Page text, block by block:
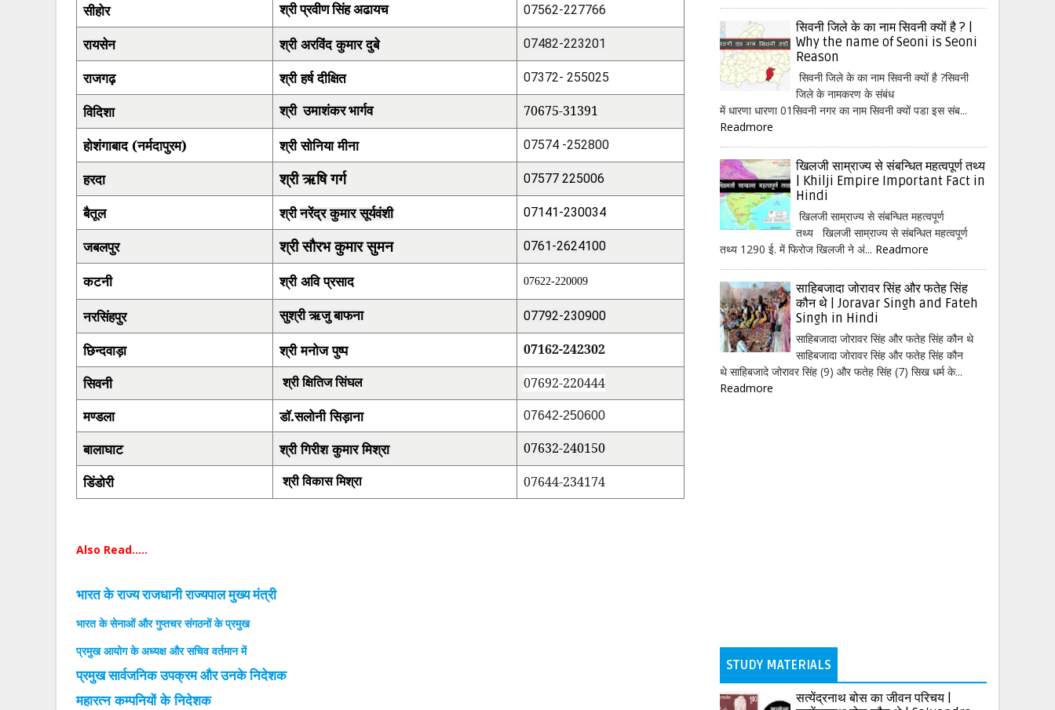
सीहोर श्री प्रवीण सिंह अढायच 07562-227766
रायसेन श्री अरविंद कुमार दुबे 07482-223201
राजगढ़ श्री हर्ष दीक्षित 07372- 255025
विदिशा श्री उमाशंकर भार्गव 70675-31391
होशंगाबाद (नर्मदापुरम) श्री सोनिया मीना 07574 -252800
हरदा श्री ऋषि गर्ग 07577 225006
बैतूल श्रीनरेंद्र कुमार सूर्यवंशी 07141-230034
जबलपुर श्री सौरभ कुमार सुमन 0761-2624100
कटनी श्री अवि प्रसाद 07622-220009
नरसिंहपुर सुश्री ऋजु बाफना 07792-230900
छिन्दवाड़ा श्री मनोज पुष्प 07162-242302
सिवनी श्री क्षितिज सिंघल 07692-220444
मण्डला डॉ.सलोनी सिड़ाना 07642-250600
बालाघाट श्री गिरीश कुमार मिश्रा 07632-240150
डिंडोरी श्री विकास मिश्रा 07644-234174
Also Read.....
भारत के राज्य राजधानी राज्यपाल मुख्य मंत्री
भारत के सेनाओं और गुप्तचर संगठनों के प्रमुख
प्रमुख आयोग के अध्यक्ष और सचिव वर्तमान में
प्रमुख सार्वजनिक उपक्रम और उनके निदेशक
महारत्न कम्पनियों के निदेशक
सिवनी जिले के का नाम सिवनी क्यों है ? |
Why the name of Seoni is Seoni
Reason
सिवनी जिले के का नाम सिवनी क्यों है ?सिवनी
जिले के नामकरण के संबंध
में धारणा धारणा 01सिवनी नगर का नाम सिवनी क्यों पडा इस संब...
Readmore
खिलजी साम्राज्य से संबन्धित महत्वपूर्ण तथ्य
| Khilji Empire Important Fact in
Hindi
खिलजी साम्राज्य से संबन्धित महत्वपूर्ण
तथ्य खिलजी साम्राज्य से संबन्धित महत्वपूर्ण
तथ्य 1290 ई. में फिरोज खिलजी ने अं... Readmore
साहिबजादा जोरावर सिंह और फतेह सिंह
कौन थे | Joravar Singh and Fateh
Singh in Hindi
साहिबजादा जोरावर सिंह और फतेह सिंह कौन थे
साहिबजादा जोरावर सिंह और फतेह सिंह कौन
थे साहिबजादे जोरावर सिंह (9) और फतेह सिंह (7) सिख धर्म के...
Readmore
STUDY MATERIALS
सत्येंद्रनाथ बोस का जीवन परिचय |